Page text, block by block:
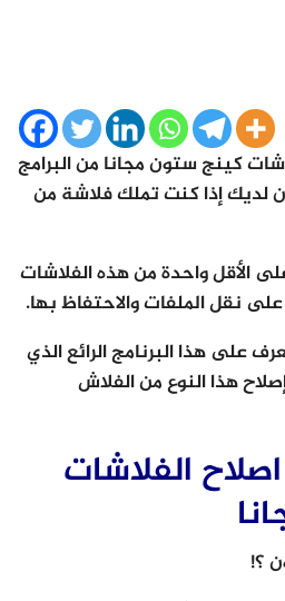
كينج ستون مجانا من البرامج
لديك إذا كنت تملك فلاشة من
الأقل واحدة من هذه الفلاشات
نقل الملفات والاحتفاظ بها.
على هذا البرنامج الرائع الذي
هذا النوع من الفلاش
الفلاشات
؟!